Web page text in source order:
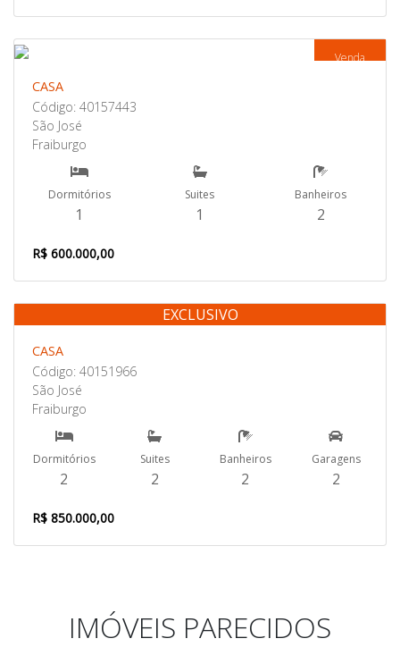
Venda
CASA
Código: 40157443
São José
Fraiburgo
Dormitórios
1
Suites
1
Banheiros
2
R$ 600.000,00
Venda
EXCLUSIVO
CASA
Código: 40151966
São José
Fraiburgo
Dormitórios
2
Suites
2
Banheiros
2
Garagens
2
R$ 850.000,00
IMÓVEIS PARECIDOS